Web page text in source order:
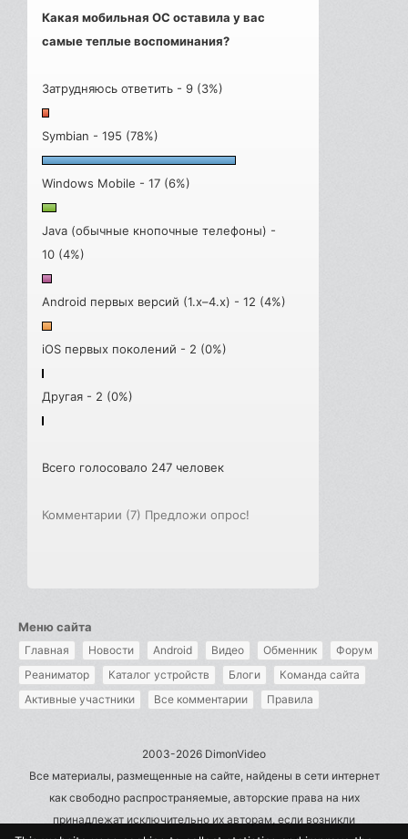
Какая мобильная ОС оставила у вас
самые теплые воспоминания?
Затрудняюсь ответить - 9 (3%)
Symbian - 195 (78%)
Windows Mobile - 17 (6%)
Java (обычные кнопочные телефоны) -
10 (4%)
Android первых версий (1.x–4.x) - 12 (4%)
iOS первых поколений - 2 (0%)
Другая - 2 (0%)
Всего голосовало 247 человек
Комментарии (7) Предложи опрос!
Меню сайта
Главная Новости Android Видео Обменник
Форум
Реаниматор
Каталог устройств Блоги
Команда сайта
Активные участники
Все комментарии Правила
2003-2026 DimonVideo
Все материалы, размещенные на сайте, найдены в сети интернет
как свободно распространяемые, авторские права на них
принадлежат исключительно их авторам, если возникли